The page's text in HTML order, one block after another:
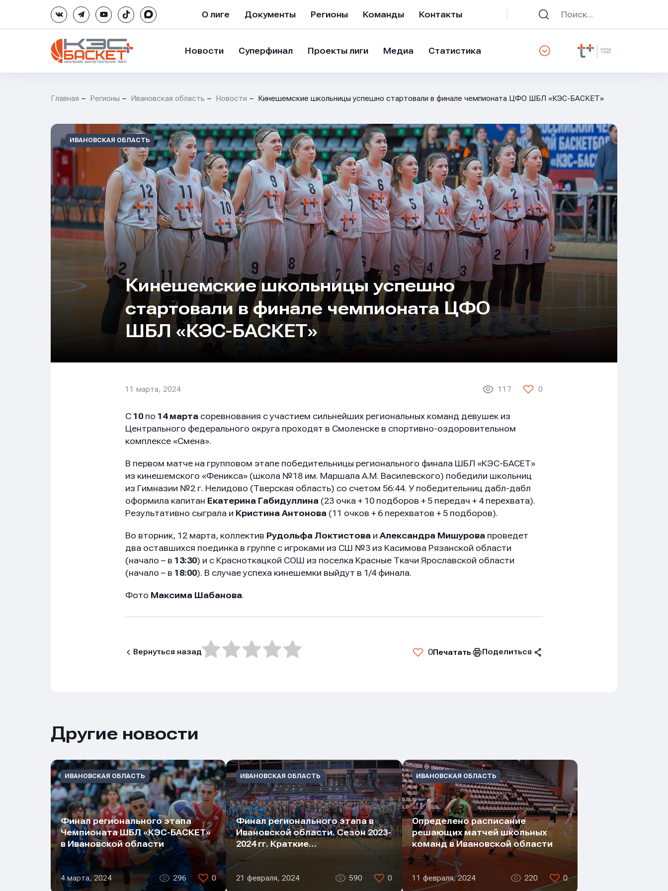
О лиге Документы Регионы Команды Контакты
Новости Суперфинал Проекты лиги Медиа Статистика
Главная Регионы Ивановская область Новости Кинешемские школьницы успешно стартовали в финале чемпионата ЦФО ШБЛ «КЭС-БАСКЕТ»
ИВАНОВСКАЯ ОБЛАСТЬ
Кинешемские школьницы успешно
стартовали в финале чемпионата ЦФО
ШБЛ «КЭС-БАСКЕТ»
11 марта, 2024 117 0
С 10 по 14 марта соревнования с участием сильнейших региональных команд девушек из
Центрального федерального округа проходят в Смоленске в спортивно-оздоровительном
комплексе «Смена».
В первом матче на групповом этапе победительницы регионального финала ШБЛ «КЭС-БАСЕТ»
из кинешемского «Феникса» (школа №18 им. Маршала А.М. Василевского) победили школьниц
из Гимназии №2 г. Нелидово (Тверская область) со счетом 56:44. У победительниц дабл-дабл
оформила капитан Екатерина Габидуллина (23 очка + 10 подборов + 5 передач + 4 перехвата).
Результативно сыграла и Кристина Антонова (11 очков + 6 перехватов + 5 подборов).
Во вторник, 12 марта, коллектив Рудольфа Локтистова и Александра Мишурова проведет
два оставшихся поединка в группе с игроками из СШ №3 из Касимова Рязанской области
(начало – в 13:30) и с Красноткацкой СОШ из поселка Красные Ткачи Ярославской области
(начало – в 18:00). В случае успеха кинешемки выйдут в 1/4 финала.
Фото Максима Шабанова.
Вернуться назад 0Печатать Поделиться
Другие новости
ИВАНОВСКАЯ ОБЛАСТЬ
Финал регионального этапа
Чемпионата ШБЛ «КЭС-БАСКЕТ»
в Ивановской области
4 марта, 2024 296 0
ИВАНОВСКАЯ ОБЛАСТЬ
Финал регионального этапа в
Ивановской области. Сезон 2023-
2024 гг. Краткие…
21 февраля, 2024 590 0
ИВАНОВСКАЯ ОБЛАСТЬ
Определено расписание
решающих матчей школьных
команд в Ивановской области
11 февраля, 2024 220 0
Телефон
Сообщение
Телефон
Сообщение
Телефон
Сообщение